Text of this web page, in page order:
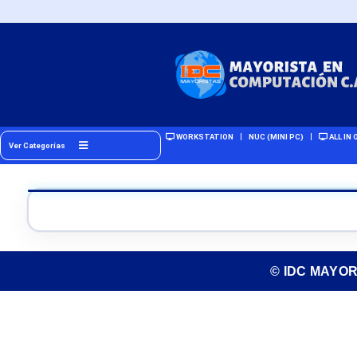
Ver Categorías
WORKSTATION NUC (MINI PC) ALL IN
© IDC